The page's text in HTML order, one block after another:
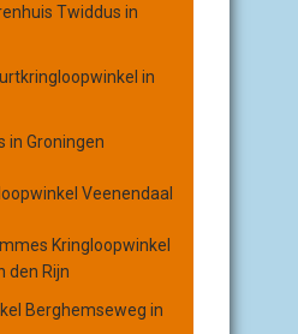
Twiddus in
in
in Groningen
Veenendaal
Kringloopwinkel
den Rijn
Berghemseweg in